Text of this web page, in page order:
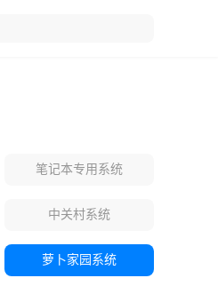
笔记本专用系统
中关村系统
萝卜家园系统